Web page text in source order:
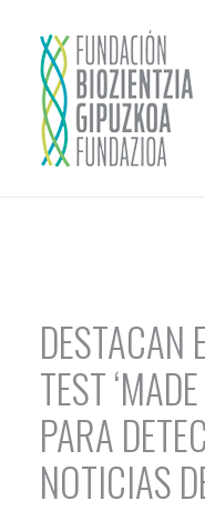
MEZENASGOA
ZURE PROIEKTUA
EZOHIKO DEIALDIA
EBALUAZIO
SOSTENGATUTAKO
DESTACAN
TEST
PARA
NOTICIAS